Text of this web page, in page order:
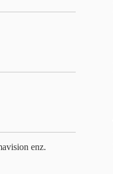
enz.